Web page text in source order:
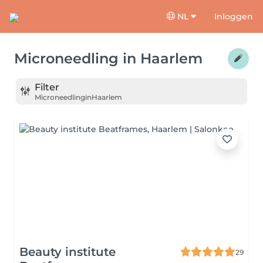
NL Inloggen
Microneedling in Haarlem
Filter
MicroneedlinginHaarlem
Beauty institute
29